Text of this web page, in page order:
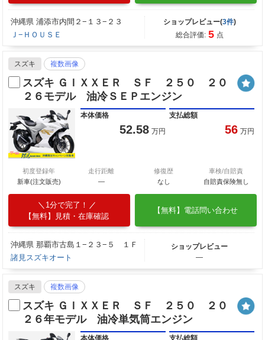
沖縄県 浦添市内間２−１３−２３
Ｊ−ＨＯＵＳＥ
ショップレビュー(3件)
総合評価: 5 点
スズキ 複数画像
スズキ ＧＩＸＸＥＲ ＳＦ ２５０ ２０
２６モデル 油冷ＳＥＰエンジン
本体価格
52.58 万円
支払総額
56 万円
初度登録年
新車(注文販売)
走行距離
―
修復歴
なし
車検/自賠責
自賠責保険無し
1分で完了！
【無料】見積・在庫確認
【無料】電話問い合わせ
沖縄県 那覇市古島１−２３−５ １Ｆ
諸見スズキオート
ショップレビュー
―
スズキ 複数画像
スズキ ＧＩＸＸＥＲ ＳＦ ２５０ ２０
２６年モデル 油冷単気筒エンジン
本体価格 支払総額